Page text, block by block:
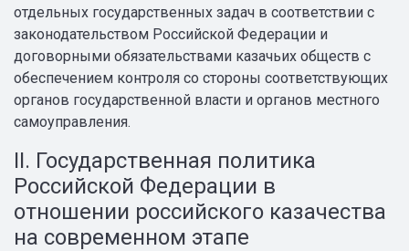
отдельных государственных задач в соответствии с
законодательством Российской Федерации и
договорными обязательствами казачьих обществ с
обеспечением контроля со стороны соответствующих
органов государственной власти и органов местного
самоуправления.
II. Государственная политика
Российской Федерации в
отношении российского казачества
на современном этапе